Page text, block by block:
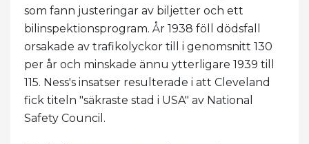
som fann justeringar av biljetter och ett
bilinspektionsprogram. År 1938 föll dödsfall
orsakade av trafikolyckor till i genomsnitt 130
per år och minskade ännu ytterligare 1939 till
115. Ness's insatser resulterade i att Cleveland
fick titeln "säkraste stad i USA" av National
Safety Council.